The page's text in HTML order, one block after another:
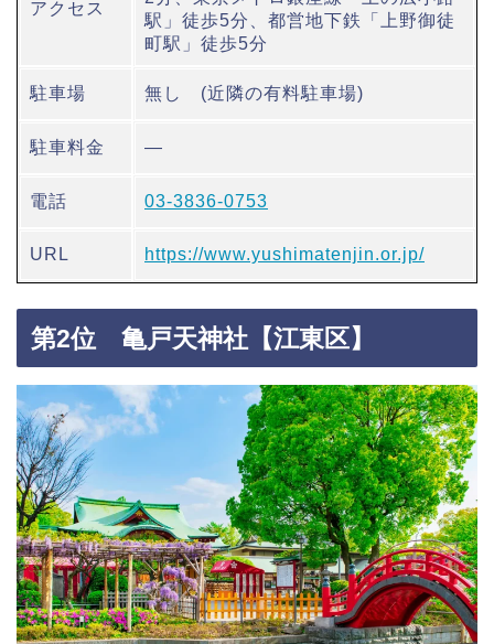
アクセス
駅」徒歩5分、都営地下鉄「上野御徒
町駅」徒歩5分
駐車場 無し (近隣の有料駐車場)
駐車料金 ―
電話 03-3836-0753
URL https://www.yushimatenjin.or.jp/
第2位 亀戸天神社【江東区】